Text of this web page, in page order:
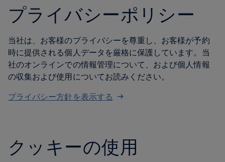
プライバシーポリシー
当社は、お客様のプライバシーを尊重し、お客様が予約
時に提供される個人データを厳格に保護しています。当
社のオンラインでの情報管理について、および個人情報
の収集および使用についてお読みください。
プライバシー方針を表示する
クッキーの使用